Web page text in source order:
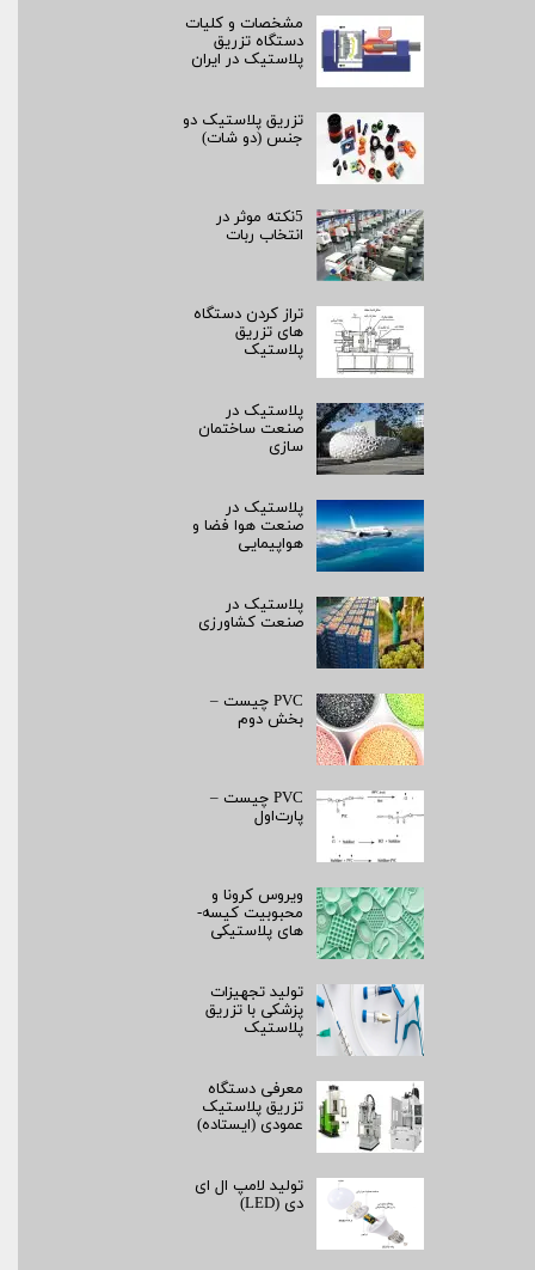
مشخصات و کلیات
دستگاه تزریق
پلاستیک در ایران
تزریق پلاستیک دو
جنس (دو شات)
5نکته موثر در
انتخاب ربات
تراز کردن دستگاه
های تزریق
پلاستیک
پلاستیک در
صنعت ساختمان
سازی
پلاستیک در
صنعت هوا فضا و
هواپیمایی
پلاستیک در
صنعت کشاورزی
PVC چیست –
بخش دوم
PVC چیست –
پارت‌اول
ویروس کرونا و
محبوبیت کیسه­
های پلاستیکی
تولید تجهیزات
پزشکی با تزریق
پلاستیک
معرفی دستگاه
تزریق پلاستیک
عمودی (ایستاده)
تولید لامپ ال ای
دی (LED)